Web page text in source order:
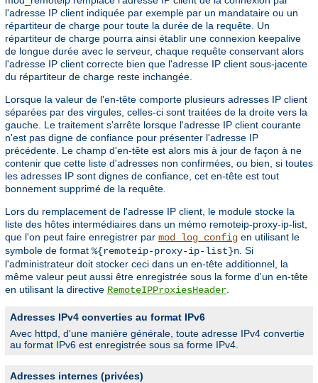
l'adresse IP client indiquée par exemple par un mandataire ou un
répartiteur de charge pour toute la durée de la requête. Un
répartiteur de charge pourra ainsi établir une connexion keepalive
de longue durée avec le serveur, chaque requête conservant alors
l'adresse IP client correcte bien que l'adresse IP client sous-jacente
du répartiteur de charge reste inchangée.
Lorsque la valeur de l'en-tête comporte plusieurs adresses IP client
séparées par des virgules, celles-ci sont traitées de la droite vers la
gauche. Le traitement s'arrête lorsque l'adresse IP client courante
n'est pas digne de confiance pour présenter l'adresse IP
précédente. Le champ d'en-tête est alors mis à jour de façon à ne
contenir que cette liste d'adresses non confirmées, ou bien, si toutes
les adresses IP sont dignes de confiance, cet en-tête est tout
bonnement supprimé de la requête.
Lors du remplacement de l'adresse IP client, le module stocke la
liste des hôtes intermédiaires dans un mémo remoteip-proxy-ip-list,
que l'on peut faire enregistrer par mod_log_config en utilisant le
symbole de format %{remoteip-proxy-ip-list}n. Si
l'administrateur doit stocker ceci dans un en-tête additionnel, la
même valeur peut aussi être enregistrée sous la forme d'un en-tête
en utilisant la directive RemoteIPProxiesHeader.
Adresses IPv4 converties au format IPv6
Avec httpd, d'une manière générale, toute adresse IPv4 convertie
au format IPv6 est enregistrée sous sa forme IPv4.
Adresses internes (privées)